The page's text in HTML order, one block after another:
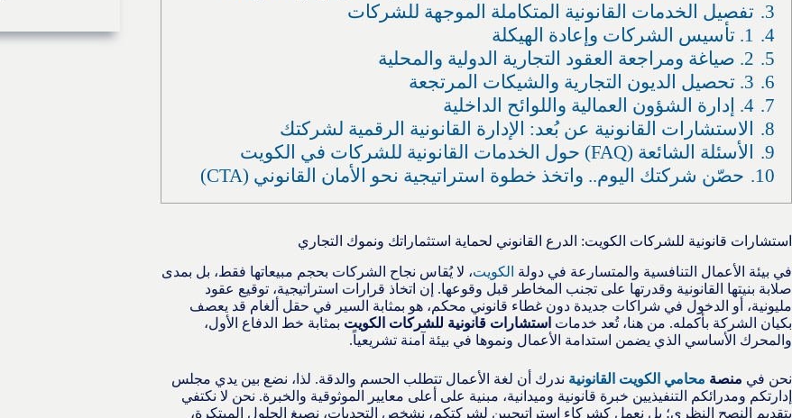
3. تفصيل الخدمات القانونية المتكاملة الموجهة للشركات
4.
1. تأسيس الشركات وإعادة الهيكلة
5.
2. صياغة ومراجعة العقود التجارية الدولية والمحلية
6.
3. تحصيل الديون التجارية والشيكات المرتجعة
7. 4. إدارة الشؤون العمالية واللوائح الداخلية
8.
الاستشارات القانونية عن بُعد: الإدارة القانونية الرقمية لشركتك
9.
الأسئلة الشائعة (FAQ) حول الخدمات القانونية للشركات في الكويت
10.
حصّن شركتك اليوم.. واتخذ خطوة استراتيجية نحو الأمان القانوني (CTA)
استشارات قانونية للشركات الكويت: الدرع القانوني لحماية استثماراتك ونموك التجاري
في بيئة الأعمال التنافسية والمتسارعة في دولة الكويت، لا يُقاس نجاح الشركات بحجم مبيعاتها فقط، بل بمدى
صلابة بنيتها القانونية وقدرتها على تجنب المخاطر قبل وقوعها. إن اتخاذ قرارات استراتيجية، توقيع عقود
مليونية، أو الدخول في شراكات جديدة دون غطاء قانوني محكم، هو بمثابة السير في حقل ألغام قد يعصف
بكيان الشركة بأكمله. من هنا، تُعد خدمات استشارات قانونية للشركات الكويت بمثابة خط الدفاع الأول،
والمحرك الأساسي الذي يضمن استدامة الأعمال ونموها في بيئة آمنة تشريعياً.
نحن في منصة محامي الكويت القانونية ندرك أن لغة الأعمال تتطلب الحسم والدقة. لذا، نضع بين يدي مجلس
إدارتكم ومدرائكم التنفيذيين خبرة قانونية وميدانية، مبنية على أعلى معايير الموثوقية والخبرة. نحن لا نكتفي
بتقديم النصح النظري؛ بل نعمل كشركاء استراتيجيين لشركتكم، نشخص التحديات، نصيغ الحلول المبتكرة،